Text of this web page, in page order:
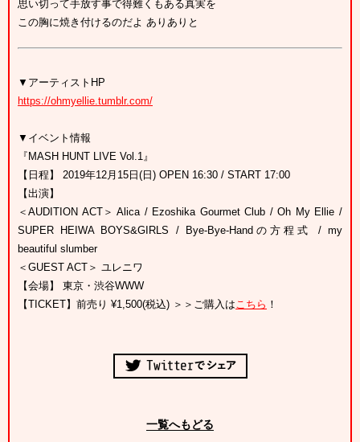
思い切って手放す事で得難くもある真実を
この胸に焼き付けるのだよ ありありと
▼アーティストHP
https://ohmyellie.tumblr.com/
▼イベント情報
『MASH HUNT LIVE Vol.1』
【日程】 2019年12月15日(日) OPEN 16:30 / START 17:00
【出演】
＜AUDITION ACT＞ Alica / Ezoshika Gourmet Club / Oh My Ellie /
SUPER HEIWA BOYS&GIRLS / Bye-Bye-Handの方程式 / my
beautiful slumber
＜GUEST ACT＞ ユレニワ
【会場】 東京・渋谷WWW
【TICKET】前売り ¥1,500(税込) ＞＞ご購入は こちら ！
一覧へもどる